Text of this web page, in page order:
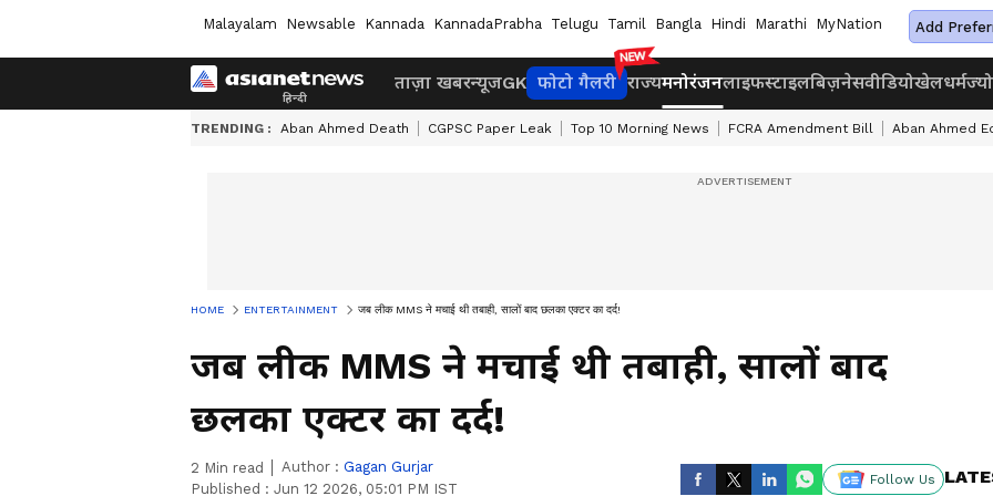
Malayalam Newsable Kannada KannadaPrabha Telugu Tamil Bangla Hindi Marathi MyNation Add
ताज़ा खबरन्यूजGK फोटो गैलरी राज्यमनोरंजनलाइफस्टाइलबिज़नेसवीडियोखेलधर्म
TRENDING : Aban Ahmed Death CGPSC Paper Leak Top 10 Morning News FCRA Amendment Bill Aban Ahmed
HOME ENTERTAINMENT जब लीक MMS ने मचाई थी तबाही, सालों बाद छलका एक्टर का दर्द!
जब लीक MMS ने मचाई थी तबाही, सालों बाद
छलका एक्टर का दर्द!
2 Min read Author : Gagan Gurjar
Published : Jun 12 2026, 05:01 PM IST
Follow Us